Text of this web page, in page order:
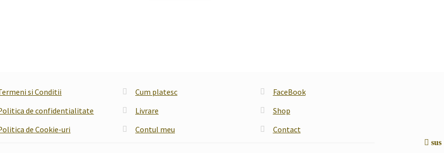
si Conditii
de confidentialitate
de Cookie-uri
Cum platesc
Livrare
Contul meu
FaceBook
Shop
Contact
sus